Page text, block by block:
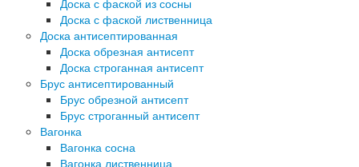
Доска с фаской из сосны
Доска с фаской лиственница
Доска антисептированная
Доска обрезная антисепт
Доска строганная антисепт
Брус антисептированный
Брус обрезной антисепт
Брус строганный антисепт
Вагонка
Вагонка сосна
Вагонка лиственница